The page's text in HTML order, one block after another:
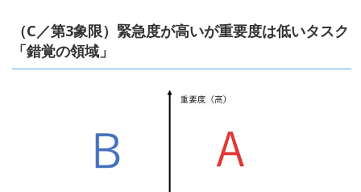
（C／第3象限）緊急度が高いが重要度は低いタスク
「錯覚の領域」